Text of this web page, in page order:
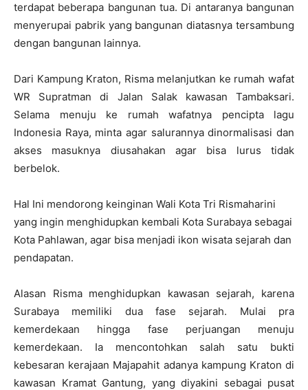
terdapat beberapa bangunan tua. Di antaranya bangunan
menyerupai pabrik yang bangunan diatasnya tersambung
dengan bangunan lainnya.
Dari Kampung Kraton, Risma melanjutkan ke rumah wafat
WR Supratman di Jalan Salak kawasan Tambaksari.
Selama menuju ke rumah wafatnya pencipta lagu
Indonesia Raya, minta agar salurannya dinormalisasi dan
akses masuknya diusahakan agar bisa lurus tidak
berbelok.
Hal Ini mendorong keinginan Wali Kota Tri Rismaharini
yang ingin menghidupkan kembali Kota Surabaya sebagai
Kota Pahlawan, agar bisa menjadi ikon wisata sejarah dan
pendapatan.
Alasan Risma menghidupkan kawasan sejarah, karena
Surabaya memiliki dua fase sejarah. Mulai pra
kemerdekaan hingga fase perjuangan menuju
kemerdekaan. Ia mencontohkan salah satu bukti
kebesaran kerajaan Majapahit adanya kampung Kraton di
kawasan Kramat Gantung, yang diyakini sebagai pusat